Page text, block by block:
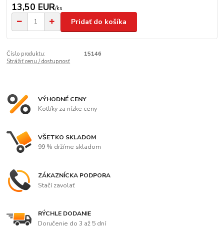
13,50 EUR/ks
Pridať do košíka
Číslo produktu:
15146
Strážiť cenu / dostupnosť
VÝHODNÉ CENY
Kotlíky za nízke ceny
VŠETKO SKLADOM
99 % držíme skladom
ZÁKAZNÍCKA PODPORA
Stačí zavolať
RÝCHLE DODANIE
Doručenie do 3 až 5 dní